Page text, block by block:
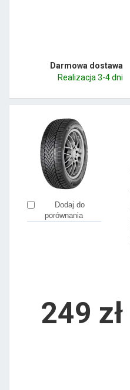
Darmowa dostawa
Realizacja 3-4 dni
Dodaj do
porównania
249 zł